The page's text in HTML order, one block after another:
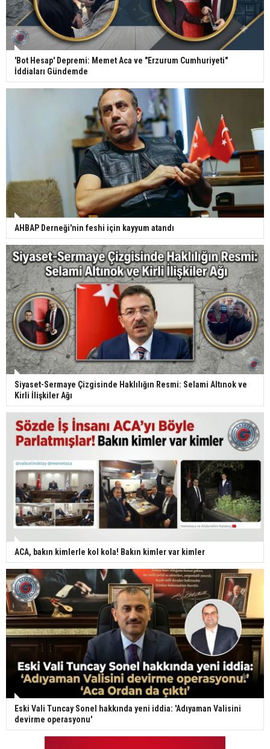
'Bot Hesap' Depremi: Memet Aca ve "Erzurum Cumhuriyeti"
İddiaları Gündemde
AHBAP Derneği'nin feshi için kayyum atandı
Siyaset-Sermaye Çizgisinde Haklılığın Resmi: Selami Altınok ve
Kirli İlişkiler Ağı
ACA, bakın kimlerle kol kola! Bakın kimler var kimler
Eski Vali Tuncay Sonel hakkında yeni iddia: 'Adıyaman Valisini
devirme operasyonu'